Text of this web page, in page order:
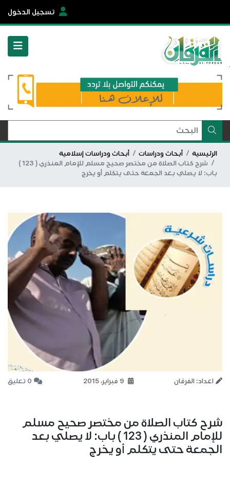
تسجيل الدخول
الرئيسية أبحاث ودراسات
أبحاث ودراسات إسلامية
شرح كتاب الصلاة من مختصر صحيح مسلم للإمام المنذري ( 123 )
باب: لا يصلي بعد الجمعة حتى يتكلم أو يخرج
اعداد: الفرقان 0 تعليق
شرح كتاب الصلاة من مختصر صحيح مسلم
للإمام المنذري ( 123 ) باب: لا يصلي بعد
الجمعة حتى يتكلم أو يخرج